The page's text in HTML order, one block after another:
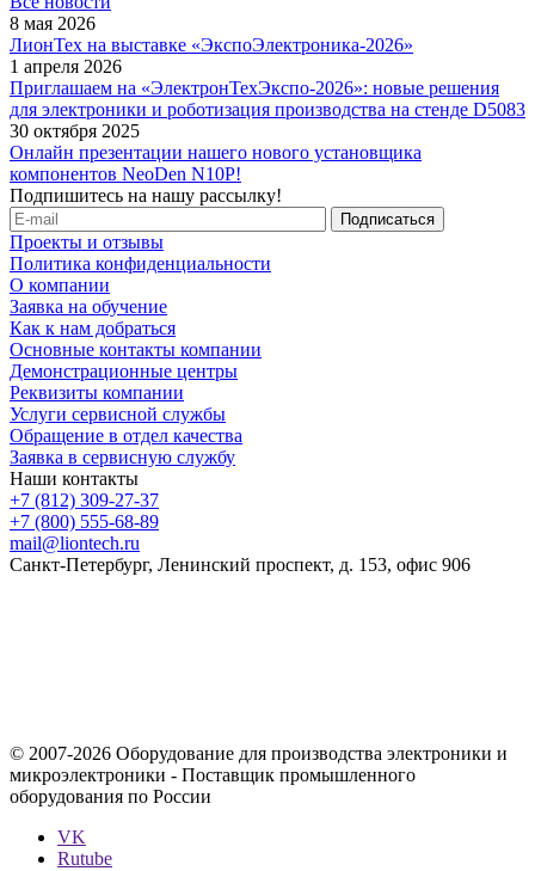
8 мая 2026
ЛионТех на выставке «ЭкспоЭлектроника-2026»
1 апреля 2026
Приглашаем на «ЭлектронТехЭкспо-2026»: новые решения
для электроники и роботизация производства на стенде D5083
30 октября 2025
Онлайн презентации нашего нового установщика
компонентов NeoDen N10P!
Подпишитесь на нашу рассылку!
Проекты и отзывы
Политика конфиденциальности
О компании
Заявка на обучение
Как к нам добраться
Основные контакты компании
Демонстрационные центры
Реквизиты компании
Услуги сервисной службы
Обращение в отдел качества
Заявка в сервисную службу
Наши контакты
+7 (812) 309-27-37
+7 (800) 555-68-89
mail@liontech.ru
Санкт-Петербург, Ленинский проспект, д. 153, офис 906
© 2007-2026 Оборудование для производства электроники и
микроэлектроники - Поставщик промышленного
оборудования по России
VK
Rutube